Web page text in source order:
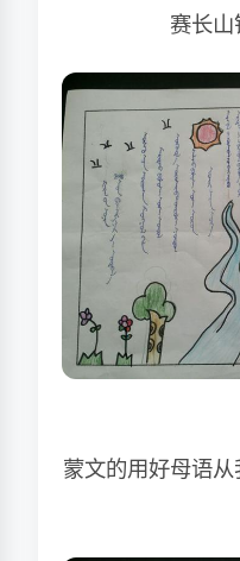
赛长
蒙文的用好母语